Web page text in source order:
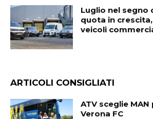
Luglio nel segno
quota in
veicoli
ARTICOLI CONSIGLIATI
ATV sceglie MAN
Verona FC